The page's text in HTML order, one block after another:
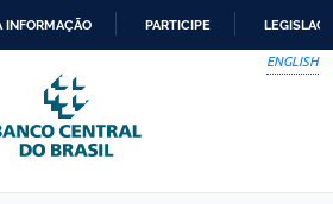
PARA
O
CONTEÚDO
INFORMAÇÃO PARTICIPE
ENGLISH